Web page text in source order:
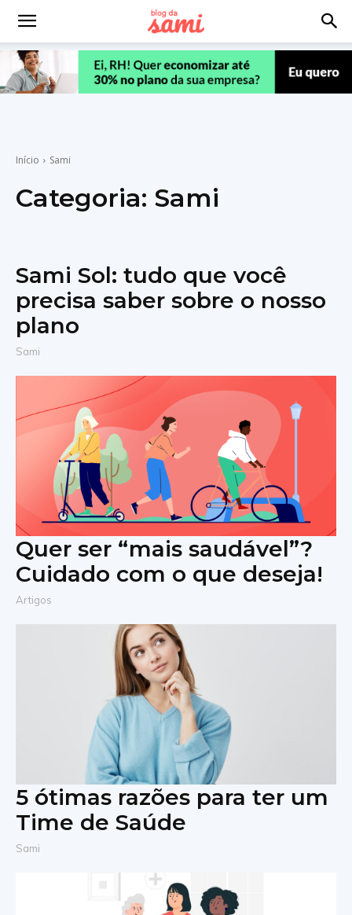
Início Sami
Categoria: Sami
Sami Sol: tudo que você
precisa saber sobre o nosso
plano
Sami
Quer ser “mais saudável”?
Cuidado com o que deseja!
Artigos
5 ótimas razões para ter um
Time de Saúde
Sami